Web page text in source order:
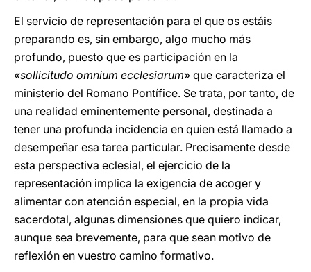
El servicio de representación para el que os estáis
preparando es, sin embargo, algo mucho más
profundo, puesto que es participación en la
«sollicitudo omnium ecclesiarum» que caracteriza el
ministerio del Romano Pontífice. Se trata, por tanto, de
una realidad eminentemente personal, destinada a
tener una profunda incidencia en quien está llamado a
desempeñar esa tarea particular. Precisamente desde
esta perspectiva eclesial, el ejercicio de la
representación implica la exigencia de acoger y
alimentar con atención especial, en la propia vida
sacerdotal, algunas dimensiones que quiero indicar,
aunque sea brevemente, para que sean motivo de
reflexión en vuestro camino formativo.